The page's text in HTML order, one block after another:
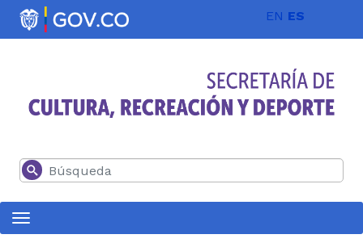
Pasar al contenido principal EN ES
Buscar